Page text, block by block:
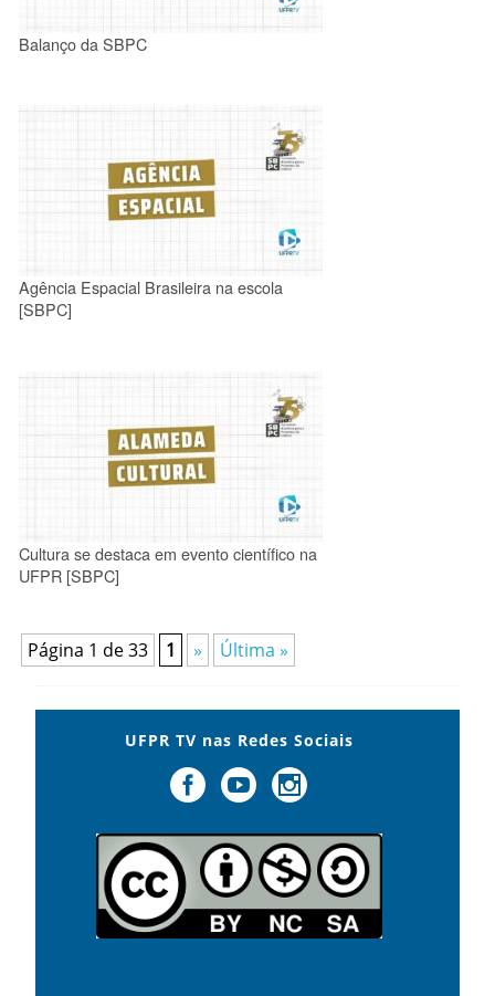
Balanço da SBPC
Agência Espacial Brasileira na escola
[SBPC]
Cultura se destaca em evento científico na
UFPR [SBPC]
Página 1 de 33 1 » Última »
UFPR TV nas Redes Sociais